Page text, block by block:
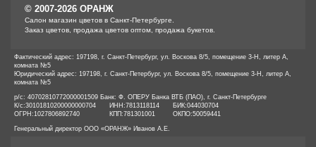
© 2007-2026 ОРАНЖ
Cалон магазин цветов в Санкт-Петербурге.
Заказ цветов, продажа цветов оптом, продажа букетов.
Фактический адрес: 197198, г. Санкт-Петербург, ул. Воскова 8/5, помещение 3-Н, литер А,
комната №5
Юридический адрес: 197198, г. Санкт-Петербург, ул. Воскова 8/5, помещение 3-Н, литер А,
комната №5
р/с: 40702810772000001509 Банк: Ф. ОПЕРУ Банка ВТБ (ПАО), г. Санкт-Петербурге
К/с:30101810200000000704 ИНН:7813118114 БИК:044030704
ОГРН:1027806892740 КПП:781301001 ОКПО:50059441
Генеральный директор ООО «ОРАНЖ» Иванов А.Е.